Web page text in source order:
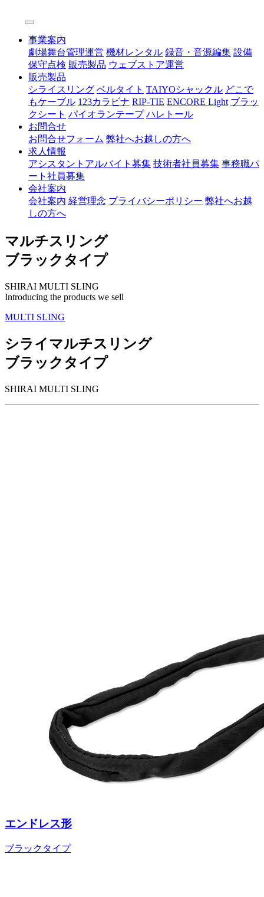
事業案内
劇場舞台管理運営 機材レンタル 録音・音源編集 設備
保守点検 販売製品 ウェブストア運営
販売製品
シライスリング ベルタイト TAIYOシャックル どこで
もケーブル 123カラビナ RIP-TIE ENCORE Light ブラッ
クシート パイオランテープ ハレトール
お問合せ
お問合せフォーム 弊社へお越しの方へ
求人情報
アシスタントアルバイト募集 技術者社員募集 事務職パ
ート社員募集
会社案内
会社案内 経営理念 プライバシーポリシー 弊社へお越
しの方へ
マルチスリング
ブラックタイプ
SHIRAI MULTI SLING
Introducing the products we sell
MULTI SLING
シライマルチスリング
ブラックタイプ
SHIRAI MULTI SLING
エンドレス形
ブラックタイプ